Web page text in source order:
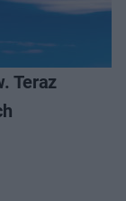
Teraz